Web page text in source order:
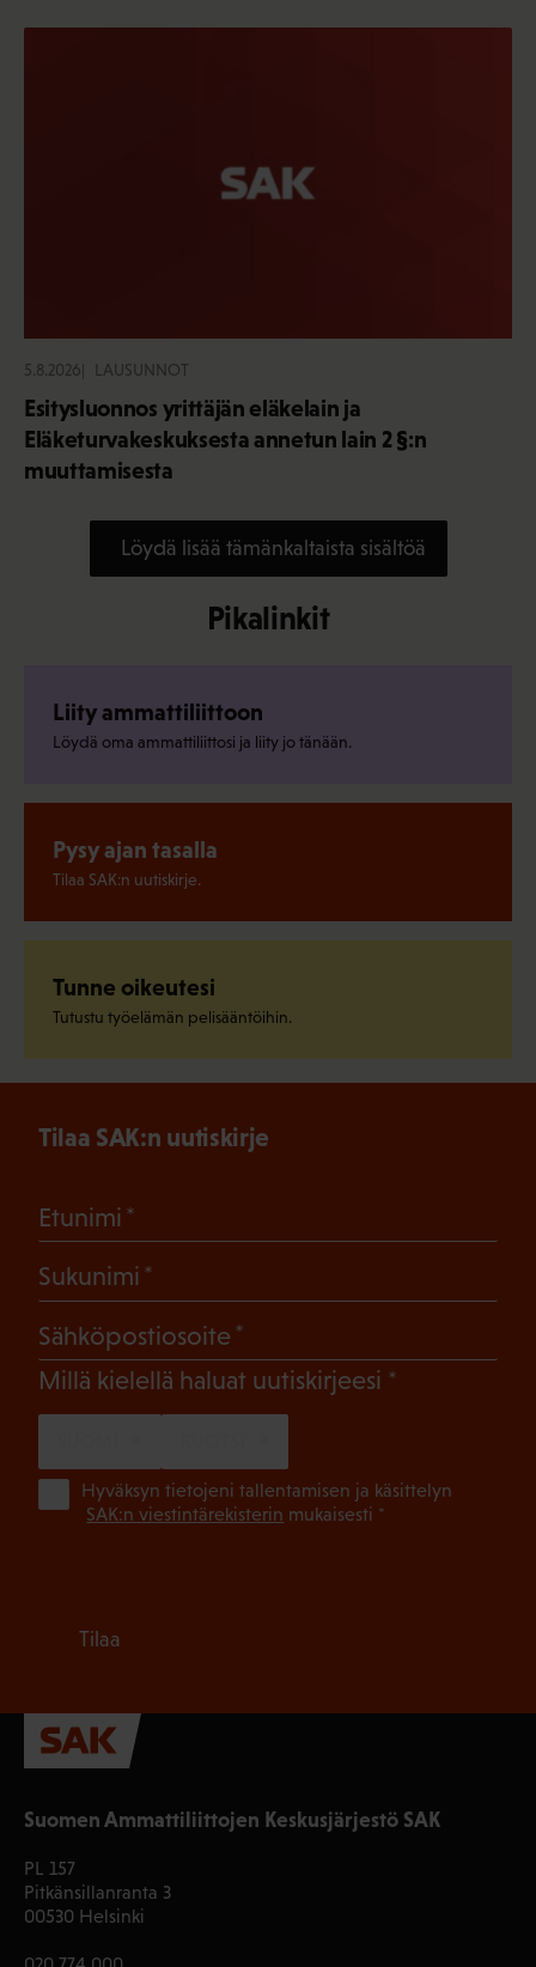
5.8.2026 LAUSUNNOT
Esitysluonnos yrittäjän eläkelain ja
Eläketurvakeskuksesta annetun lain 2 §:n
muuttamisesta
Löydä lisää tämänkaltaista sisältöä
Pikalinkit
Liity ammattiliittoon
Löydä oma ammattiliittosi ja liity jo tänään.
Pysy ajan tasalla
Tilaa SAK:n uutiskirje.
Tunne oikeutesi
Tutustu työelämän pelisääntöihin.
Suomen Ammattiliittojen Keskusjärjestö SAK
PL 157
Pitkänsillanranta 3
00530 Helsinki
Tilaa SAK:n uutiskirje
Etunimi
Sukunimi
Sähköpostiosoite
Millä kielellä haluat uutiskirjeesi (Pakollinen)
Hyväksyn tietojeni tallentamisen ja käsittelyn
SAK:n viestintärekisterin mukaisesti *
Tilaa